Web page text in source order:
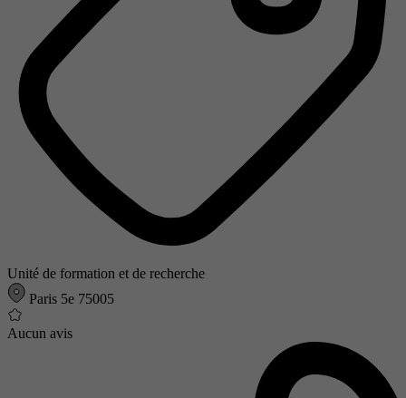
Unité de formation et de recherche
Paris 5e 75005
Aucun avis